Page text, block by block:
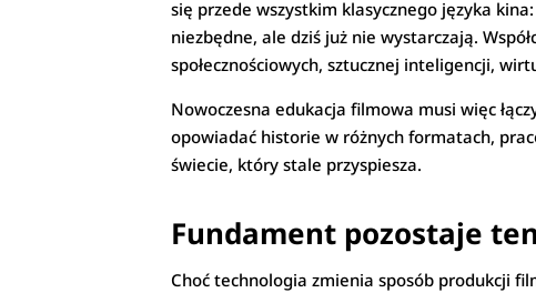
się przede wszystkim klasycznego języka
niezbędne, ale dziś już nie wystarczają.
społecznościowych, sztucznej inteligencji,
Nowoczesna edukacja filmowa musi więc
opowiadać historie w różnych formatach,
świecie, który stale przyspiesza.
Fundament pozostaje
Choć technologia zmienia sposób produkcji